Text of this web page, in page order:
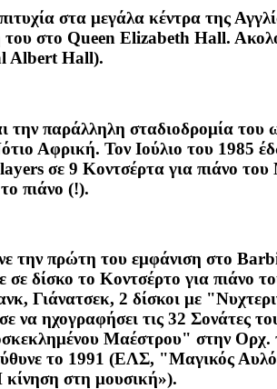
στα μεγάλα κέντρα της
του στο Queen Elizabeth Hall.
Albert Hall).
την παράλληλη σταδιοδρομία
Αφρική. Τον Ιούλιο του 1985
σε 9 Κοντσέρτα για πιάνο
πιάνο (!).
την πρώτη του εμφάνιση στο
σε δίσκο το Κοντσέρτο για πιάνο
Γιάνατσεκ, 2 δίσκοι με
να ηχογραφήσει τις 32 Σονάτες
Μαέστρου" στην Ορχ.
το 1991 (ΕΛΣ, "Μαγικός
κίνηση στη μουσική»).